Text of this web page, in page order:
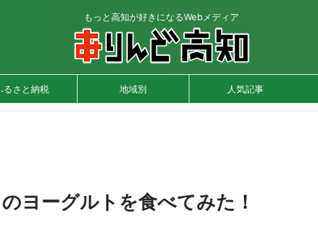
もっと高知が好きになるWebメディア
るさと納税 地域別 人気記事
ヨーグルトを食べてみた！